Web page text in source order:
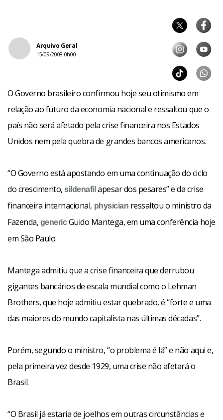
Arquivo Geral
15/09/2008 0h00
O Governo brasileiro confirmou hoje seu otimismo em
relação ao futuro da economia nacional e ressaltou que o
país não será afetado pela crise financeira nos Estados
Unidos nem pela quebra de grandes bancos americanos.
“O Governo está apostando em uma continuação do ciclo
do crescimento,sildenafil apesar dos pesares” e da crise
financeira internacional, physician ressaltou o ministro da
Fazenda, genericGuido Mantega, em uma conferência hoje
em São Paulo.
Mantega admitiu que a crise financeira que derrubou
gigantes bancários de escala mundial como o Lehman
Brothers, que hoje admitiu estar quebrado, é “forte e uma
das maiores do mundo capitalista nas últimas décadas”.
Porém, segundo o ministro, “o problema é lá” e não aqui e,
pela primeira vez desde 1929, uma crise não afetará o
Brasil.
“O Brasil já estaria de joelhos em outras circunstâncias e